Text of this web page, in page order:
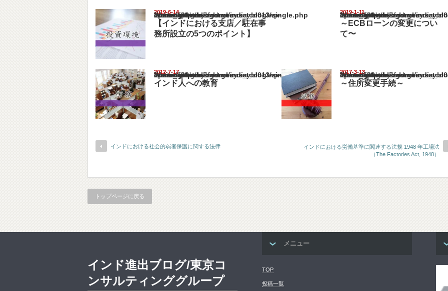
2019-6-14
Warning
: Undefined array key "show_category" in
/home/netst/kuno-cpa.co.jp/public_html/india_blog/wp-content/themes/gorgeous_tcd013/single.php
on line183
【インドにおける支店／駐在事
務所設立の5つのポイント】
2019-1-11
Warning
: Undefined array key "show_category" in
/home/netst/kuno-cpa.co.jp/public_html/india_blog/wp-content/
on line183
～ECBローンの変更につい
て〜
2012-7-17
Warning
: Undefined array key "show_category" in
/home/netst/kuno-cpa.co.jp/public_html/india_blog/wp-content/themes/gorgeous_tcd013/single.php
on line183
インド人への教育
2017-3-13
Warning
: Undefined array key "show_category" in
/home/netst/kuno-cpa.co.jp/public_html/india_blog/wp-content/
on line183
～住所変更手続～
インドにおける社会的弱者保護に関する法律
インドにおける労働基準に関連する法規 1948 年工場法
（The Factories Act, 1948）
トップページに戻る
メニュー
TOP
投稿一覧
インド進出ブログ/東京コ
ンサルティンググループ